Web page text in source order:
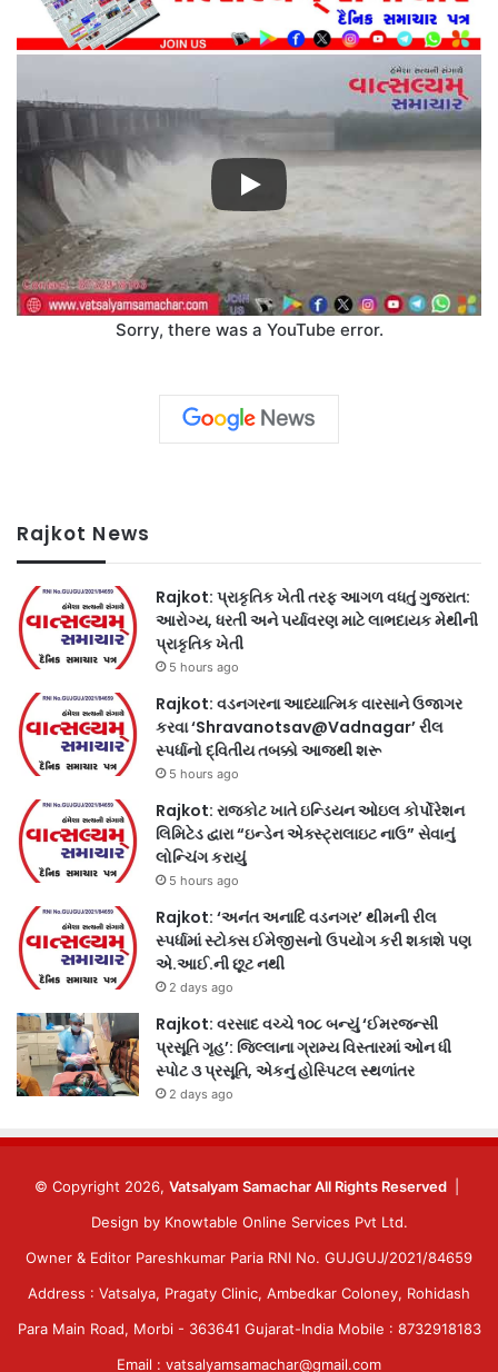
Sorry, there was a YouTube error.
Rajkot News
Rajkot: પ્રાકૃતિક ખેતી તરફ આગળ વધતું ગુજરાત:
આરોગ્ય, ધરતી અને પર્યાવરણ માટે લાભદાયક મેથીની
પ્રાકૃતિક ખેતી
5 hours ago
Rajkot: વડનગરના આધ્યાત્મિક વારસાને ઉજાગર
કરવા ‘Shravanotsav@Vadnagar’ રીલ
સ્પર્ધાનો દ્વિતીય તબક્કો આજથી શરૂ
5 hours ago
Rajkot: રાજકોટ ખાતે ઇન્ડિયન ઓઇલ કોર્પોરેશન
લિમિટેડ દ્વારા “ઇન્ડેન એક્સ્ટ્રાલાઇટ નાઉ” સેવાનું
લોન્ચિંગ કરાયું
5 hours ago
Rajkot: ‘અનંત અનાદિ વડનગર’ થીમની રીલ
સ્પર્ધામાં સ્ટોક્સ ઈમેજીસનો ઉપયોગ કરી શકાશે પણ
એ.આઈ.ની છૂટ નથી
2 days ago
Rajkot: વરસાદ વચ્ચે ૧૦૮ બન્યું ‘ઈમરજન્સી
પ્રસૂતિ ગૃહ’: જિલ્લાના ગ્રામ્ય વિસ્તારમાં ઓન ધી
સ્પોટ ૩ પ્રસૂતિ, એકનું હોસ્પિટલ સ્થળાંતર
2 days ago
© Copyright 2026, Vatsalyam Samachar All Rights Reserved
Design by Knowtable Online Services Pvt Ltd.
Owner & Editor Pareshkumar Paria RNI No. GUJGUJ/2021/84659
Address : Vatsalya, Pragaty Clinic, Ambedkar Coloney, Rohidash
Para Main Road, Morbi - 363641 Gujarat-India Mobile : 8732918183
Email : vatsalyamsamachar@gmail.com